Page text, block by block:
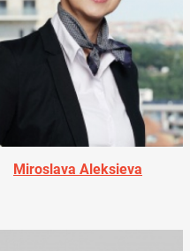
Miroslava Aleksieva